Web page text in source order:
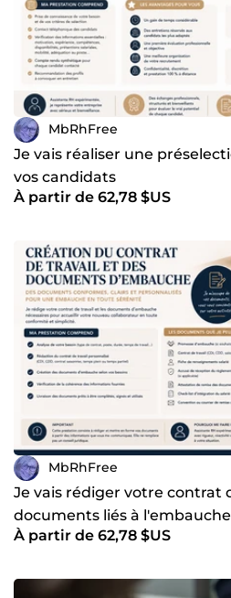
MbRhFree
Je vais réaliser une
vos candidats
À partir de 62,78 $US
MbRhFree
Je vais rédiger votre contrat
documents liés à l'embauche
À partir de 62,78 $US